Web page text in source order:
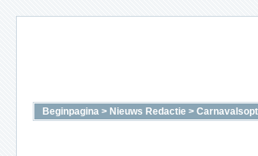
Beginpagina > Nieuws Redactie >